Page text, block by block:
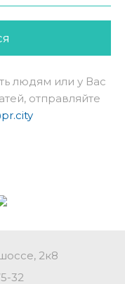
людям или у Вас
отправляйте
2к8
32